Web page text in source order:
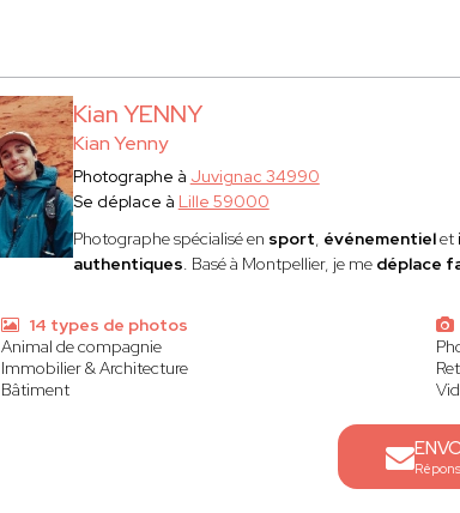
Kian YENNY
Kian Yenny
Photographe à Juvignac 34990
Se déplace à Lille 59000
Photographe spécialisé en sport, événementielet
authentiques. Basé à Montpellier, je me déplace
14 types de photos
Animal de compagnie
Immobilier & Architecture
Bâtiment